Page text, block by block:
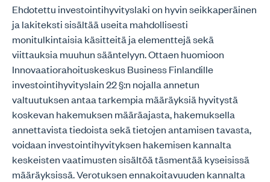
Ehdotettu investointihyvityslaki on hyvin seikkaperäinen
ja lakiteksti sisältää useita mahdollisesti
monitulkintaisia käsitteitä ja elementtejä sekä
viittauksia muuhun sääntelyyn. Ottaen huomioon
Innovaatiorahoituskeskus Business Finlandille
investointihyvityslain 22 §:n nojalla annetun
valtuutuksen antaa tarkempia määräyksiä hyvitystä
koskevan hakemuksen määräajasta, hakemuksella
annettavista tiedoista sekä tietojen antamisen tavasta,
voidaan investointihyvityksen hakemisen kannalta
keskeisten vaatimusten sisältöä täsmentää kyseisissä
määräyksissä. Verotuksen ennakoitavuuden kannalta